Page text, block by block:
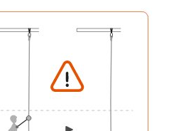
dieser Techniken setzt eine
Ausbildung und ein spezielles
Prüfen Sie zusammen mit
sicher zu wiederholen, bevor
durchführen.
Möglicherweise gibt es
die hier nicht